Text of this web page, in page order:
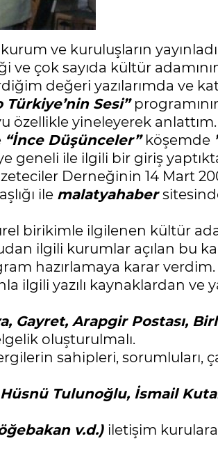
ve kuruluşların
ve çok sayıda kültür
değeri yazılarımda ve
Türkiye’nin Sesi”
yineleyerek
“İnce Düşünceler” köşemde
geneli ile ilgili bir giriş
Derneğinin 14
ile malatyahaber
birikimle ilgilenen kültür
ilgili kurumlar açılan bu
hazırlamaya karar
ilgili yazılı kaynaklardan ve
Gayret, Arapgir Postası,
oluşturulmalı.
sahipleri, sorumluları,
Hüsnü Tulunoğlu, İsmail
v.d.) iletişim